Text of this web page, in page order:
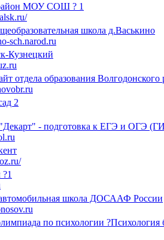
район МОУ СОШ ? 1
школа д.Васькино
sch.narod.ru
Кузнецкий
отдела образования Волгодонского
2
- подготовка к ЕГЭ и ОГЭ
школа ДОСААФ России
по психологии ?Психология